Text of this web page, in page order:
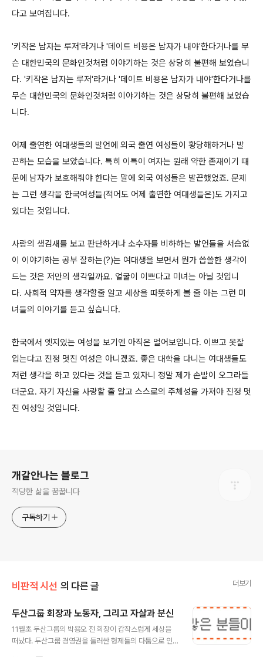
다고 보여집니다.
'키작은 남자는 루저'라거나 '데이트 비용은 남자가 내야'한다거나를 무
슨 대한민국의 문화인것처럼 이야기하는 것은 상당히 불편해 보였습니
다. '키작은 남자는 루저'라거나 '데이트 비용은 남자가 내야'한다거나를
무슨 대한민국의 문화인것처럼 이야기하는 것은 상당히 불편해 보였습
니다.
어제 출연한 여대생들의 발언에 외국 출연 여성들이 황당해하거나 발
끈하는 모습을 보았습니다. 특히 이특이 여자는 원래 약한 존재이기 때
문에 남자가 보호해줘야 한다는 말에 외국 여성들은 발끈했었죠. 문제
는 그런 생각을 한국여성들(적어도 어제 출연한 여대생들은)도 가지고
있다는 것입니다.
사람의 생김새를 보고 판단하거나 소수자를 비하하는 발언들을 서슴없
이 이야기하는 공부 잘하는(?)는 여대생을 보면서 뭔가 씁쓸한 생각이
드는 것은 저만의 생각일까요. 얼굴이 이쁘다고 미녀는 아닐 것입니
다. 사회적 약자를 생각할줄 알고 세상을 따뜻하게 볼 줄 아는 그런 미
녀들의 이야기를 듣고 싶습니다.
한국에서 엣지있는 여성을 보기엔 아직은 멀어보입니다. 이쁘고 옷잘
입는다고 진정 멋진 여성은 아니겠죠. 좋은 대학을 다니는 여대생들도
저런 생각을 하고 있다는 것을 듣고 있자니 정말 제가 손발이 오그라들
더군요. 자기 자신을 사랑할 줄 알고 스스로의 주체성을 가져야 진정 멋
진 여성일 것입니다.
개갈안나는 블로그
적당한 삶을 꿈꿉니다
구독하기
비판적 시선 의 다른 글 더보기
두산그룹 회장과 노동자, 그리고 자살과 분신
11월초 두산그룹의 박용오 전 회장이 갑작스럽게 세상을
떠났다. 두산그룹 경영권을 둘러싼 형제들의 다툼으로 인